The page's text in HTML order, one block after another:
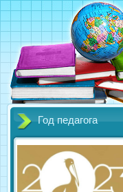
Год педагога